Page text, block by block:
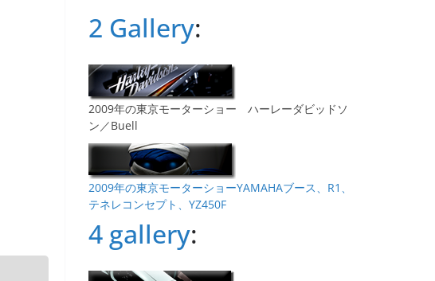
2 Gallery:
2009年の東京モーターショー ハーレーダビッドソ
ン／Buell
2009年の東京モーターショーYAMAHAブース、R1、
テネレコンセプト、YZ450F
4 gallery: